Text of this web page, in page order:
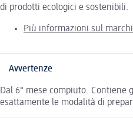
di prodotti ecologici e sostenibili.
Più informazioni sul
Avvertenze
Dal 6° mese compiuto.
esattamente le modalità di